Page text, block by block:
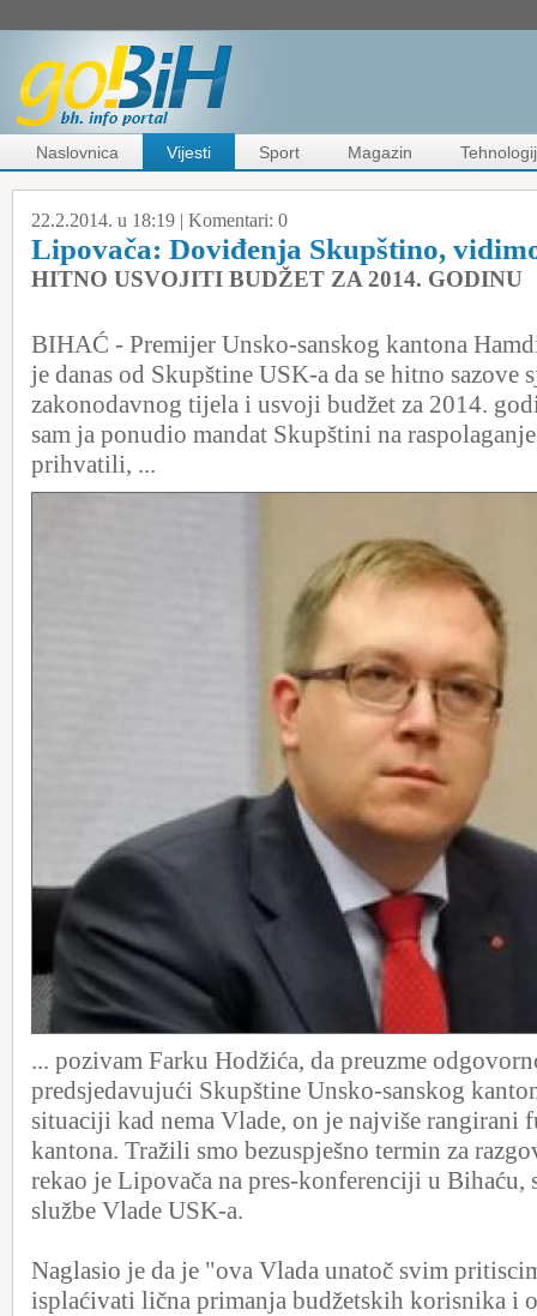
Naslovnica Vijesti Sport Magazin
22.2.2014. u 18:19 | Komentari: 0
Lipovača: Doviđenja Skupštino,
HITNO USVOJITI BUDŽET ZA 2014. GODINU
BIHAĆ - Premijer Unsko-sanskog kantona
je danas od Skupštine USK-a da se hitno sazove
zakonodavnog tijela i usvoji budžet za 2014.
sam ja ponudio mandat Skupštini na
prihvatili, ...
... pozivam Farku Hodžića, da preuzme
predsjedavujući Skupštine Unsko-sanskog
situaciji kad nema Vlade, on je najviše rangirani
kantona. Tražili smo bezuspješno termin za
rekao je Lipovača na pres-konferenciji u Bihaću,
službe Vlade USK-a.
Naglasio je da je "ova Vlada unatoč svim
isplaćivati lična primanja budžetskih korisnika i